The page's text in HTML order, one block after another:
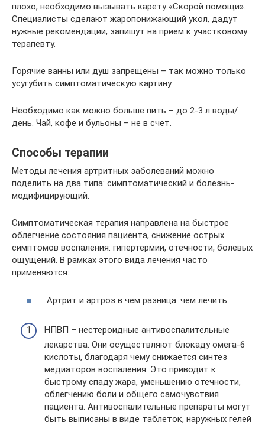
плохо, необходимо вызывать карету «Скорой помощи».
Специалисты сделают жаропонижающий укол, дадут
нужные рекомендации, запишут на прием к участковому
терапевту.
Горячие ванны или душ запрещены – так можно только
усугубить симптоматическую картину.
Необходимо как можно больше пить – до 2-3 л воды/
день. Чай, кофе и бульоны – не в счет.
Способы терапии
Методы лечения артритных заболеваний можно
поделить на два типа: симптоматический и болезнь-
модифицирующий.
Симптоматическая терапия направлена на быстрое
облегчение состояния пациента, снижение острых
симптомов воспаления: гипертермии, отечности, болевых
ощущений. В рамках этого вида лечения часто
применяются:
Артрит и артроз в чем разница: чем лечить
НПВП – нестероидные антивоспалительные
лекарства. Они осуществляют блокаду омега-6
кислоты, благодаря чему снижается синтез
медиаторов воспаления. Это приводит к
быстрому спаду жара, уменьшению отечности,
облегчению боли и общего самочувствия
пациента. Антивоспалительные препараты могут
быть выписаны в виде таблеток, наружных гелей